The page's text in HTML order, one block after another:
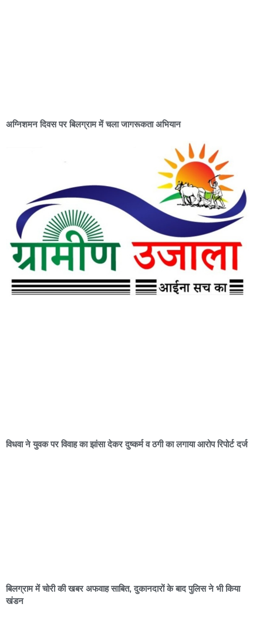
अग्निशमन दिवस पर बिलग्राम में चला जागरूकता अभियान
विधवा ने युवक पर विवाह का झांसा देकर दुष्कर्म व ठगी का लगाया आरोप रिपोर्ट दर्ज
बिलग्राम में चोरी की खबर अफवाह साबित, दुकानदारों के बाद पुलिस ने भी किया
खंडन